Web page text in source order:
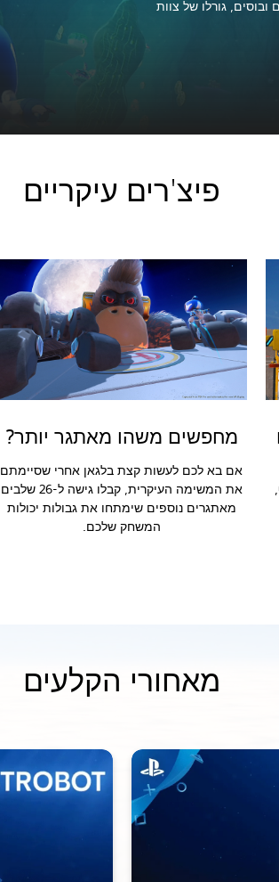
ובוסים, גורלו של צוות
פיצ'רים עיקריים
מחפשים משהו מאתגר יותר?
אם בא לכם לעשות קצת בלגאן אחרי שסיימתם
את המשימה העיקרית, קבלו גישה ל-26 שלבים
מאתגרים נוספים שימתחו את גבולות יכולות
המשחק שלכם.
מאחורי הקלעים